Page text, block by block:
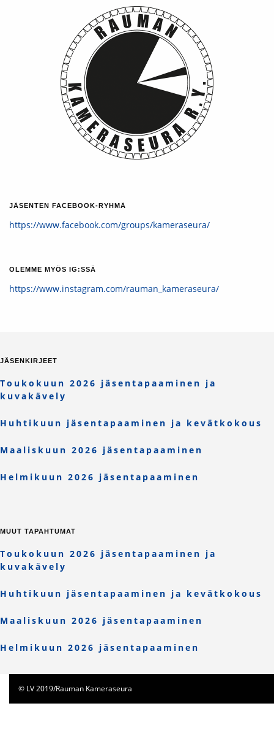
JÄSENTEN FACEBOOK-RYHMÄ
https://www.facebook.com/groups/kameraseura/
OLEMME MYÖS IG:SSÄ
https://www.instagram.com/rauman_kameraseura/
JÄSENKIRJEET
Toukokuun 2026 jäsentapaaminen ja
kuvakävely
Huhtikuun jäsentapaaminen ja kevätkokous
Maaliskuun 2026 jäsentapaaminen
Helmikuun 2026 jäsentapaaminen
MUUT TAPAHTUMAT
Toukokuun 2026 jäsentapaaminen ja
kuvakävely
Huhtikuun jäsentapaaminen ja kevätkokous
Maaliskuun 2026 jäsentapaaminen
Helmikuun 2026 jäsentapaaminen
© LV 2019/Rauman Kameraseura